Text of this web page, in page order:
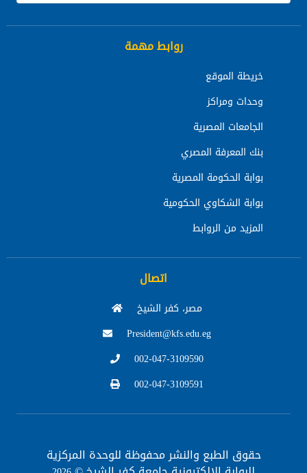
روابط مهمة
خريطة الموقع
وحدات ومراكز
الجامعات المصرية
بنك المعرفة المصري
بوابة الحكومة المصرية
بوابة الشكاوي الحكومية
المزيد من الروابط
اتصال
مصر، كفر الشيخ
President@kfs.edu.eg
002-047-3109590
002-047-3109591
حقوق الطبع والنشر محفوظة للوحدة المركزية